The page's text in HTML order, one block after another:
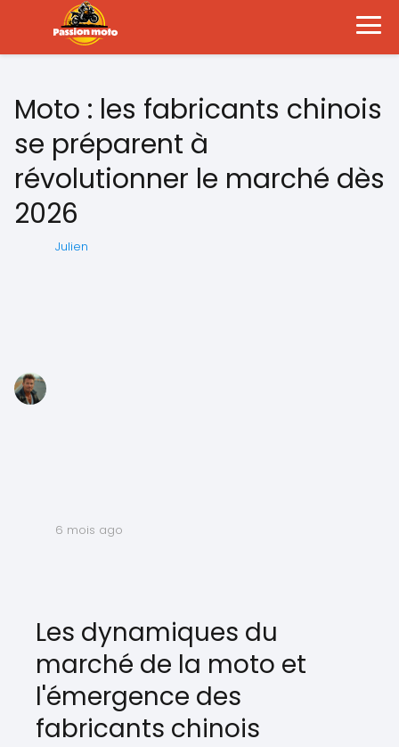
Moto : les fabricants chinois
se préparent à
révolutionner le marché dès
2026
Julien
6 mois ago
Les dynamiques du
marché de la moto et
l'émergence des
fabricants chinois